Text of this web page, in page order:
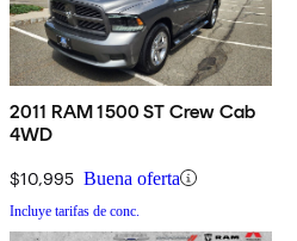
2011 RAM 1500 ST Crew Cab
4WD
$10,995 Buena oferta
Incluye tarifas de conc.